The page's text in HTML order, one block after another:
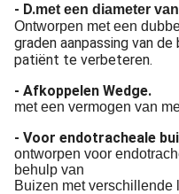
- D.met een diameter
Ontworpen met een
graden aanpassing van
patiënt te verbeteren.
- Afkoppelen Wedge.
met een vermogen van
- Voor endotracheale
ontworpen voor
behulp van
Buizen met